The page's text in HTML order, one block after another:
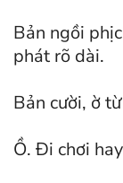
Bản ngồi
phát rõ dài.
Bản cười, ờ
Ồ. Đi chơi